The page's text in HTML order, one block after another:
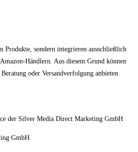
Produkte, sondern integrieren ausschließlich
Händlern. Aus diesem Grund können
oder Versandverfolgung anbieten.
der Silver Media Direct Marketing GmbH
GmbH